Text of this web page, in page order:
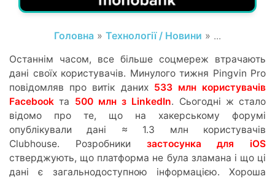
Головна » Технології / Новини » ...
Останнім часом, все більше соцмереж втрачають
дані своїх користувачів. Минулого тижня Pingvin Pro
повідомляв про витік даних 533 млн користувачів
Facebook та 500 млн з LinkedIn. Сьогодні ж стало
відомо про те, що на хакерському форумі
опублікували дані ≈ 1.3 млн користувачів
Clubhouse. Розробники застосунка для iOS
стверджують, що платформа не була зламана і що ці
дані є загальнодоступною інформацією. Хороша